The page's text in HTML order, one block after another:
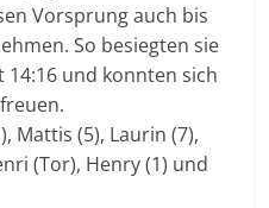
Vorsprung auch bis
So besiegten sie
und konnten sich
Mattis (5), Laurin (7),
(Tor), Henry (1) und